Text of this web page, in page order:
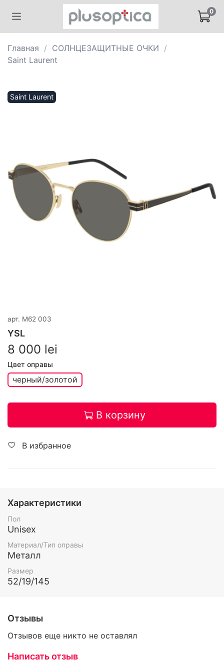
0
Главная
СОЛНЦЕЗАЩИТНЫЕ ОЧКИ
Saint Laurent
Saint Laurent
арт. M62 003
YSL
8 000 lei
Цвет оправы
черный/золотой
В корзину
В избранное
Характеристики
Пол
Unisex
Материал/Тип оправы
Металл
Размер
52/19/145
Отзывы
Отзывов еще никто не оставлял
Написать отзыв